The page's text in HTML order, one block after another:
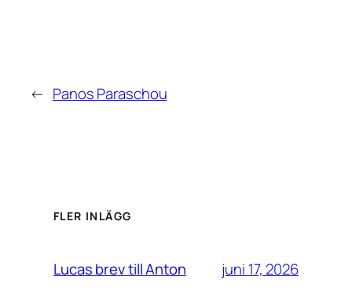
← Panos Paraschou
FLER INLÄGG
Lucas brev till Anton juni 17, 2026